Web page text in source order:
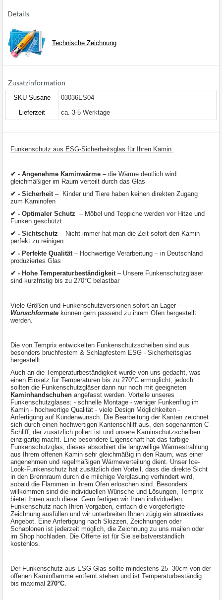
Details
Technische Zeichnung
Zusatzinformation
SKU Susane
03036ES04
Lieferzeit
ca. 3-5 Werktage
Funkenschutz aus ESG-Sicherheitsglas für Ihren Kamin.
✔ - Angenehme Kaminwärme – die Wärme deutlich wird
gleichmäßiger im Raum verteilt durch das Glas
✔ - Sicherheit– Kinder und Tiere haben keinen direkten Zugang
zum Kaminofen
✔ - Optimaler Schutz – Möbel und Teppiche werden vor Hitze und
Funken geschützt
✔ - Sichtschutz – Nicht immer hat man die Zeit sofort den Kamin
perfekt zu reinigen
✔ - Perfekte Qualität– Hochwertige Verarbeitung – in Deutschland
produziertes Glas
✔ - Hohe Temperaturbeständigkeit– Unsere Funkenschutzgläser
sind kurzfristig bis zu 270°C belastbar
Viele Größen und Funkenschutzversionen sofort an Lager –
Wunschformate können gern passend zu ihrem Ofen hergestellt
werden.
Die von Temprix entwickelten Funkenschutzscheiben sind aus
besonders bruchfestem & Schlagfestem ESG - Sicherheitsglas
hergestellt.
Auch an die Temperaturbeständigkeit wurde von uns gedacht, was
einen Einsatz für Temperaturen bis zu 270°C ermöglicht, jedoch
sollten die Funkenschutzgläser dann nur noch mit geeigneten
Kaminhandschuhen angefasst werden. Vorteile unseres
Funkenschutzglases: - schnelle Montage - weniger Funkenflug im
Kamin - hochwertige Qualität - viele Design Möglichkeiten -
Anfertigung auf Kundenwunsch. Die Bearbeitung der Kanten zeichnet
sich durch einen hochwertigen Kantenschliff aus, den sogenannten C-
Schliff, der zusätzlich poliert ist und unsere Kaminschutzscheiben
einzigartig macht. Eine besondere Eigenschaft hat das farbige
Funkenschutzglas, dieses absorbiert die langwellige Wärmestrahlung
aus Ihrem offenen Kamin sehr gleichmäßig in den Raum, was einer
angenehmen und regelmäßigen Wärmeverteilung dient. Unser Ice-
Look-Funkenschutz hat zusätzlich den Vorteil, dass die direkte Sicht
in den Brennraum durch die milchige Verglasung verhindert wird,
sobald die Flammen in ihrem Ofen erloschen sind. Besonders
willkommen sind die individuellen Wünsche und Lösungen, Temprix
bietet Ihnen auch diese. Gern fertigen wir Ihren individuellen
Funkenschutz nach Ihren Vorgaben, einfach die vorgefertigte
Zeichnung ausfüllen und wir unterbreiten Ihnen zügig ein attraktives
Angebot. Eine Anfertigung nach Skizzen, Zeichnungen oder
Schablonen ist jederzeit möglich, die Zeichnung zu uns mailen oder
im Shop hochladen. Die Offerte ist für Sie selbstverständlich
kostenlos.
Der Funkenschutz aus ESG-Glas sollte mindestens 25 -30cm von der
offenen Kaminflamme entfernt stehen und ist Temperaturbeständig
bis maximal 270°C.